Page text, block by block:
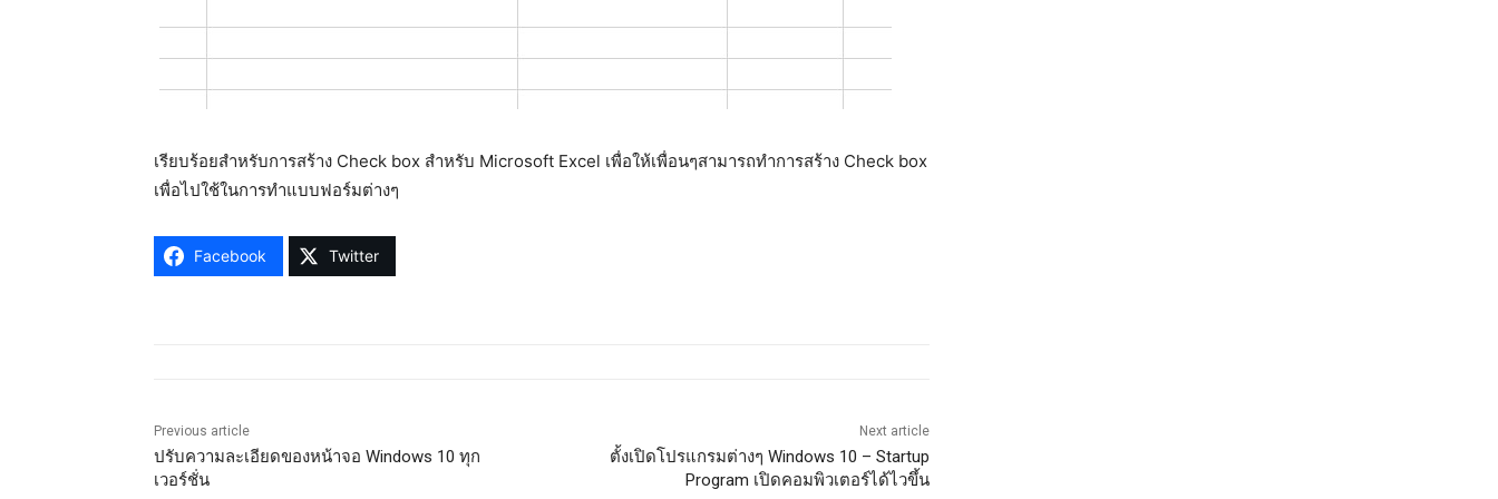
เรียบร้อยสำหรับการสร้าง Check box สำหรับ Microsoft Excel เพื่อให้เพื่อนๆสามารถทำการสร้าง Check box
เพื่อไปใช้ในการทำแบบฟอร์มต่างๆ
Facebook Twitter
Previous article
ปรับความละเอียดของหน้าจอ Windows 10 ทุก
เวอร์ชั่น
Next article
ตั้งเปิดโปรแกรมต่างๆ Windows 10 – Startup
Program เปิดคอมพิวเตอร์ได้ไวขึ้น